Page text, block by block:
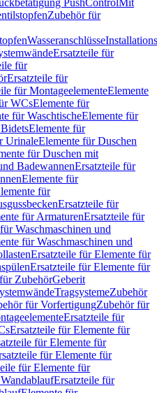
PushControlMit
Zubehör für
Wasseranschlüsse
Ersatzteile für
für
Ersatzteile für
für MontageelementeElemente
WCsElemente für
für WaschtischeElemente für
Elemente für
UrinaleElemente für Duschen
für Duschen mit
BadewannenErsatzteile für
Elemente für
für
Ersatzteile für
für ArmaturenErsatzteile für
Waschmaschinen und
für Waschmaschinen und
Ersatzteile für Elemente für
Ersatzteile für Elemente für
ZubehörGeberit
TragsystemeZubehör
für VorfertigungZubehör für
Ersatzteile für
Ersatzteile für Elemente für
für Elemente für
für Elemente für
für Elemente für
Ersatzteile für